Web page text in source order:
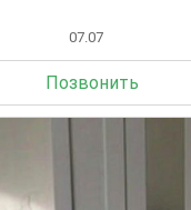
07.07
Позвонить